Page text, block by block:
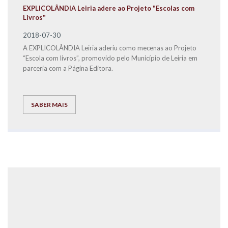
EXPLICOLÂNDIA Leiria adere ao Projeto "Escolas com
Livros"
2018-07-30
A EXPLICOLÂNDIA Leiria aderiu como mecenas ao Projeto
“Escola com livros”, promovido pelo Município de Leiria em
parceria com a Página Editora.
SABER MAIS